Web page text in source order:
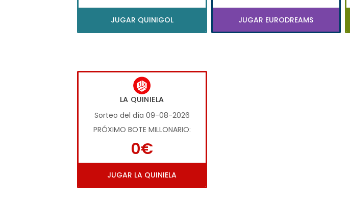
JUGAR QUINIGOL JUGAR EURODREAMS
LA QUINIELA
Sorteo del día 09-08-2026
PRÓXIMO BOTE MILLONARIO:
0€
JUGAR LA QUINIELA